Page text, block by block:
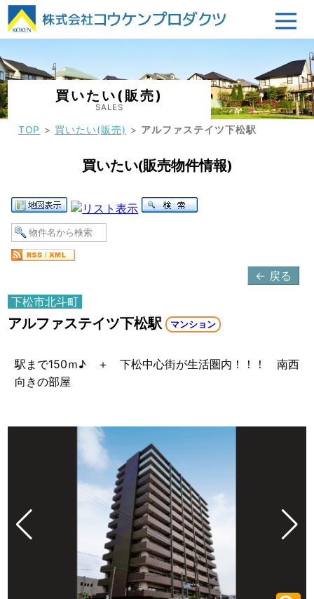
買いたい(販売)
SALES
TOP 買いたい(販売) アルファステイツ下松駅
買いたい(販売物件情報)
← 戻る
下松市北斗町
アルファステイツ下松駅 マンション
駅まで150ｍ♪ ＋ 下松中心街が生活圏内！！！ 南西
向きの部屋